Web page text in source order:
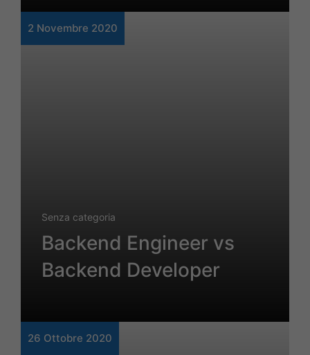
2 Novembre 2020
Senza categoria
Backend Engineer vs
Backend Developer
26 Ottobre 2020